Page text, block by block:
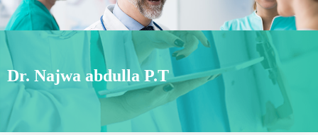
Dr. Najwa abdulla P.T